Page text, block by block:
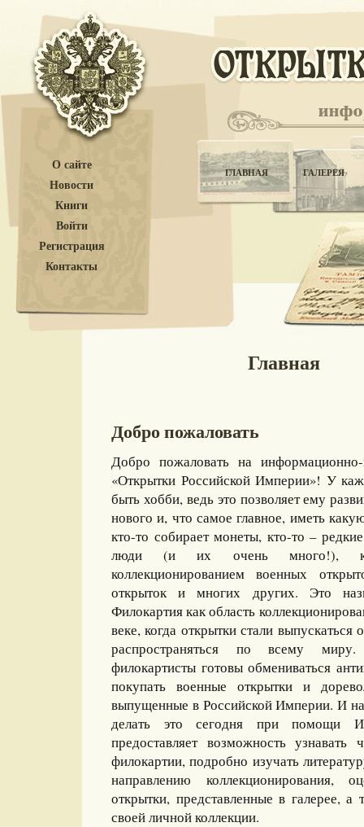
О сайте
Новости
Книги
Войти
Регистрация
Контакты
ГЛАВНАЯ ГАЛЕРЕЯ
Главная
Добро пожаловать
Добро пожаловать на информационно-
«Открытки Российской Империи»! У
быть хобби, ведь это позволяет ему
нового и, что самое главное, иметь
кто-то собирает монеты, кто-то –
люди (и их очень много!),
коллекционированием военных
открыток и многих других. Это
Филокартия как область
веке, когда открытки стали
распространяться по всему
филокартисты готовы обмениваться
покупать военные открытки и
выпущенные в Российской Империи. И
делать это сегодня при помощи
предоставляет возможность
филокартии, подробно изучать
направлению коллекционирования,
открытки, представленные в галерее, а
своей личной коллекции.